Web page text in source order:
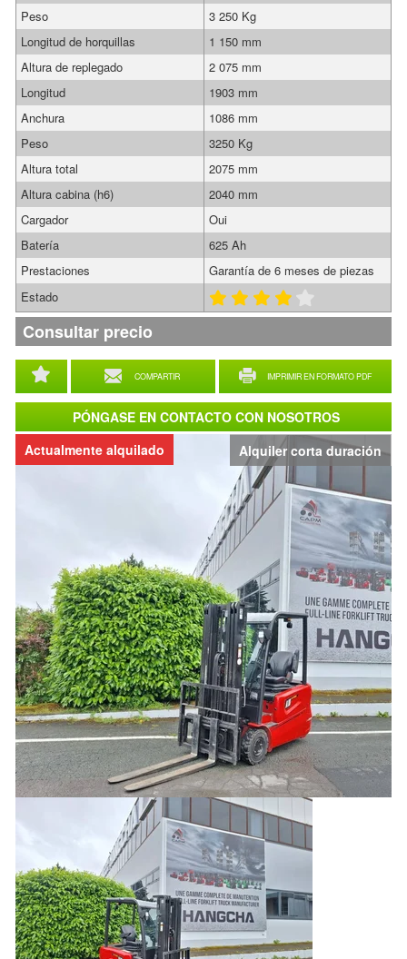
Alquiler corta duración
Actualmente alquilado
COMPARTIR IMPRIMIR EN FORMATO PDF
Peso
3 250 Kg
Longitud de horquillas
1 150 mm
Altura de replegado
2 075 mm
Longitud
1903 mm
Anchura
1086 mm
Peso
3250 Kg
Altura total
2075 mm
Altura cabina (h6)
2040 mm
Cargador
Oui
Batería
625 Ah
Prestaciones
Garantía de 6 meses de piezas
Estado
Consultar precio
PÓNGASE EN CONTACTO CON NOSOTROS